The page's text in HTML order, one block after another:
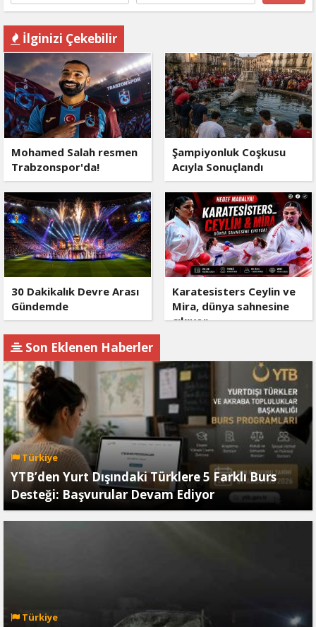
İlginizi Çekebilir
Mohamed Salah resmen
Trabzonspor'da!
Şampiyonluk Coşkusu
Acıyla Sonuçlandı
30 Dakikalık Devre Arası
Gündemde
Karatesisters Ceylin ve
Mira, dünya sahnesine
çıkıyor
Son Eklenen Haberler
Türkiye
YTB’den Yurt Dışındaki Türklere 5 Farklı Burs
Desteği: Başvurular Devam Ediyor
Türkiye